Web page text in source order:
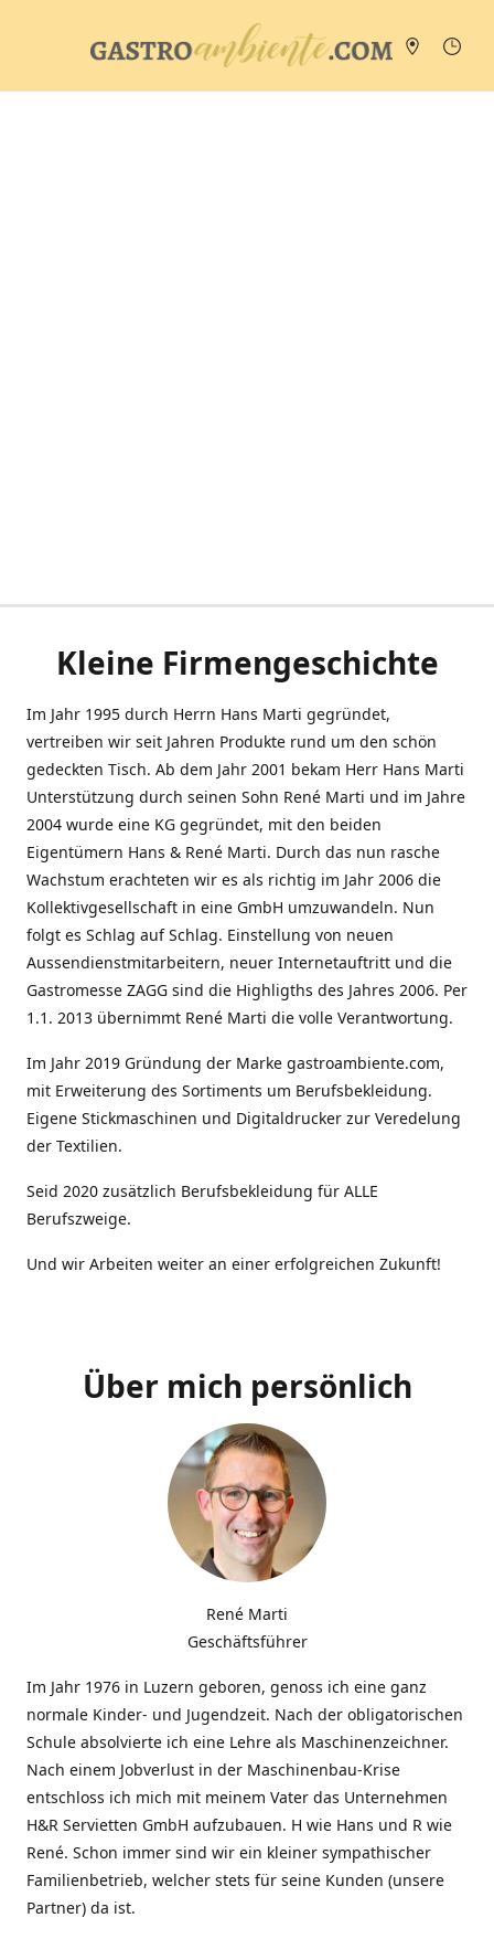
Kleine Firmengeschichte
Im Jahr 1995 durch Herrn Hans Marti gegründet,
vertreiben wir seit Jahren Produkte rund um den schön
gedeckten Tisch. Ab dem Jahr 2001 bekam Herr Hans Marti
Unterstützung durch seinen Sohn René Marti und im Jahre
2004 wurde eine KG gegründet, mit den beiden
Eigentümern Hans & René Marti. Durch das nun rasche
Wachstum erachteten wir es als richtig im Jahr 2006 die
Kollektivgesellschaft in eine GmbH umzuwandeln. Nun
folgt es Schlag auf Schlag. Einstellung von neuen
Aussendienstmitarbeitern, neuer Internetauftritt und die
Gastromesse ZAGG sind die Highligths des Jahres 2006. Per
1.1. 2013 übernimmt René Marti die volle Verantwortung.
Im Jahr 2019 Gründung der Marke gastroambiente.com,
mit Erweiterung des Sortiments um Berufsbekleidung.
Eigene Stickmaschinen und Digitaldrucker zur Veredelung
der Textilien.
Seid 2020 zusätzlich Berufsbekleidung für ALLE
Berufszweige.
Und wir Arbeiten weiter an einer erfolgreichen Zukunft!
Über mich persönlich
René Marti
Geschäftsführer
Im Jahr 1976 in Luzern geboren, genoss ich eine ganz
normale Kinder- und Jugendzeit. Nach der obligatorischen
Schule absolvierte ich eine Lehre als Maschinenzeichner.
Nach einem Jobverlust in der Maschinenbau-Krise
entschloss ich mich mit meinem Vater das Unternehmen
H&R Servietten GmbH aufzubauen. H wie Hans und R wie
René. Schon immer sind wir ein kleiner sympathischer
Familienbetrieb, welcher stets für seine Kunden (unsere
Partner) da ist.